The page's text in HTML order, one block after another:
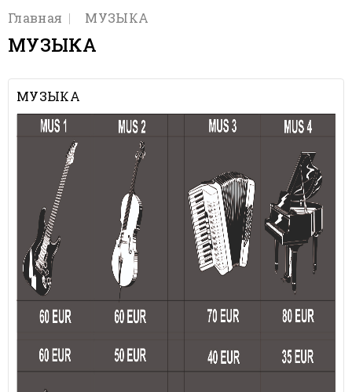
Главная МУЗЫКА
МУЗЫКА
МУЗЫКА